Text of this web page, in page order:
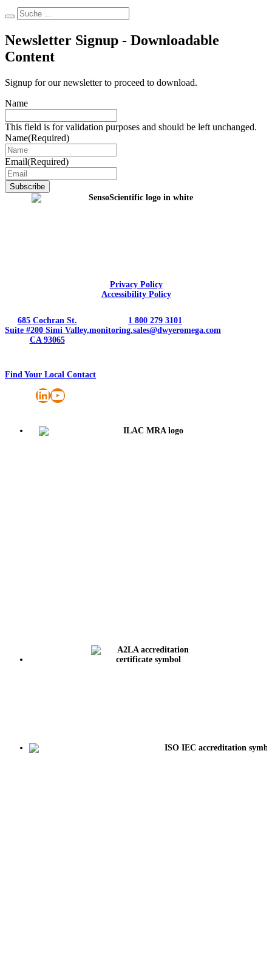
Newsletter Signup - Downloadable
Content
Signup for our newsletter to proceed to download.
Name
This field is for validation purposes and should be left unchanged.
Name(Required)
Email(Required)
Privacy Policy
Accessibility Policy
685 Cochran St.
Suite #200 Simi Valley,
CA 93065
1 800 279 3101
monitoring.sales@dwyeromega.com
Find Your Local Contact
LinkedIn
YouTube